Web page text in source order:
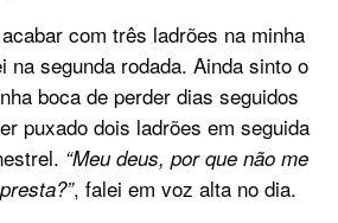
com três ladrões na minha
na segunda rodada. Ainda sinto o
boca de perder dias seguidos
puxado dois ladrões em seguida
“Meu deus, por que não me
, falei em voz alta no dia.